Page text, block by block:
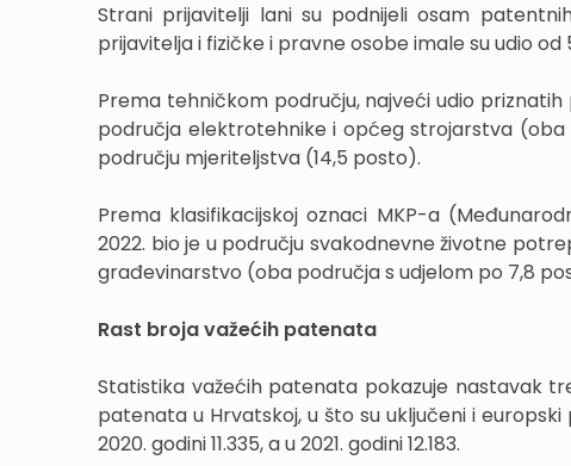
Strani prijavitelji lani su podnijeli osam
prijavitelja i fizičke i pravne osobe imale su udio od
Prema tehničkom području, najveći udio
područja elektrotehnike i općeg strojarstva (oba
području mjeriteljstva (14,5 posto).
Prema klasifikacijskoj oznaci MKP-a
2022. bio je u području svakodnevne životne
građevinarstvo (oba područja s udjelom po 7,8
Rast broja važećih patenata
Statistika važećih patenata pokazuje nastavak
patenata u Hrvatskoj, u što su uključeni i europski
2020. godini 11.335, a u 2021. godini 12.183.